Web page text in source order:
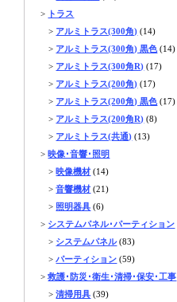
> トラス
> アルミトラス(300角) (14)
> アルミトラス(300角) 黒色 (14)
> アルミトラス(300角R) (17)
> アルミトラス(200角) (17)
> アルミトラス(200角) 黒色 (17)
> アルミトラス(200角R) (8)
> アルミトラス(共通) (13)
>映像･音響･照明
>映像機材 (14)
>音響機材 (21)
> 照明器具 (6)
> システムパネル･パーティション
> システムパネル(83)
>パーティション (59)
>救護･防災･衛生･清掃･保安･工事
>清掃用具 (39)